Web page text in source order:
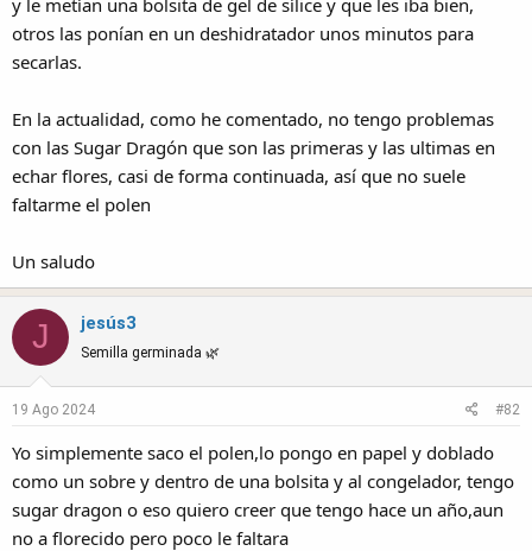
otros las ponían en un deshidratador unos minutos para
secarlas.
En la actualidad, como he comentado, no tengo problemas
con las Sugar Dragón que son las primeras y las ultimas en
echar flores, casi de forma continuada, así que no suele
faltarme el polen
Un saludo
J jesús3
Semilla germinada 🌿
19 Ago 2024 #82
Yo simplemente saco el polen,lo pongo en papel y doblado
como un sobre y dentro de una bolsita y al congelador, tengo
sugar dragon o eso quiero creer que tengo hace un año,aun
no a florecido pero poco le faltara